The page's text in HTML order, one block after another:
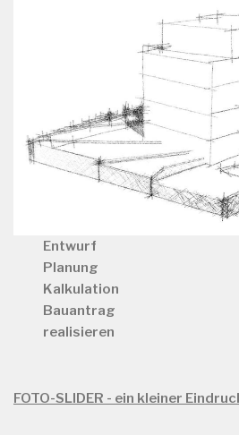
Entwurf
Planung
Kalkulation
Bauantrag
realisieren
FOTO-SLIDER - ein kleiner